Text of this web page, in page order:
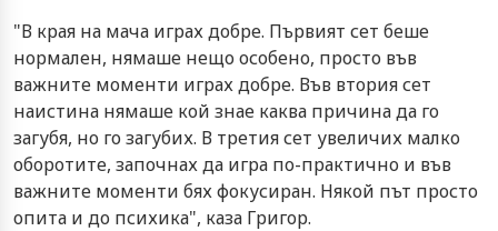
"В края на мача играх добре. Първият сет беше
нормален, нямаше нещо особено, просто във
важните моменти играх добре. Във втория сет
наистина нямаше кой знае каква причина да го
загубя, но го загубих. В третия сет увеличих малко
оборотите, започнах да игра по-практично и във
важните моменти бях фокусиран. Някой път просто
опита и до психика", каза Григор.